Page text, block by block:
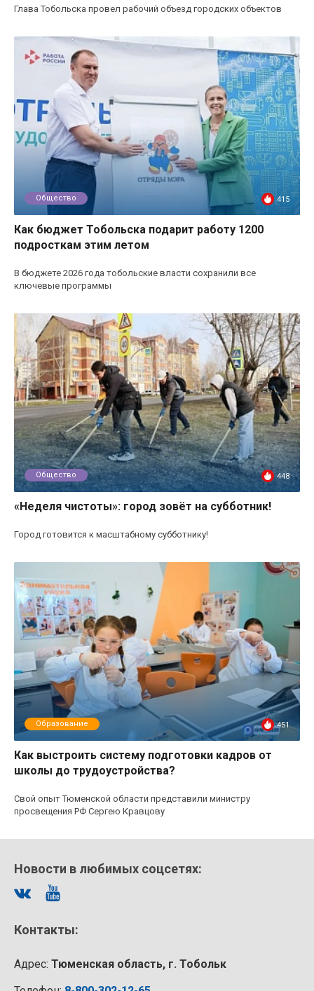
Глава Тобольска провел рабочий объезд городских объектов
Общество 415
Как бюджет Тобольска подарит работу 1200
подросткам этим летом
В бюджете 2026 года тобольские власти сохранили все
ключевые программы
Общество 448
«Неделя чистоты»: город зовёт на субботник!
Город готовится к масштабному субботнику!
Образование 451
Как выстроить систему подготовки кадров от
школы до трудоустройства?
Свой опыт Тюменской области представили министру
просвещения РФ Сергею Кравцову
Новости в любимых соцсетях:
Контакты:
Адрес: Тюменская область, г. Тобольк